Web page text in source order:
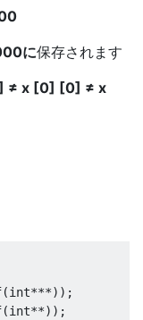
に保存されます
≠ x [0] [0] ≠ x
(int***));
(int**));